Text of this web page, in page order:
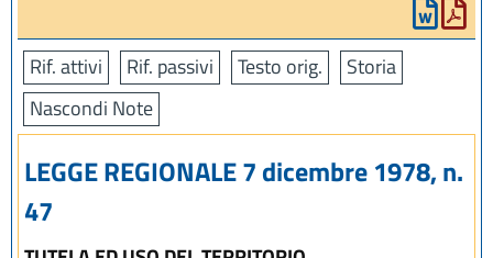
Rif. attivi Rif. passivi Testo orig.
Storia
Nascondi Note
LEGGE REGIONALE 7 dicembre 1978, n.
47